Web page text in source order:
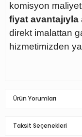
komisyon
fiyat avantajıyla
direkt imalattan
hizmetimizden
Ürün Yorumları
Taksit Seçenekleri